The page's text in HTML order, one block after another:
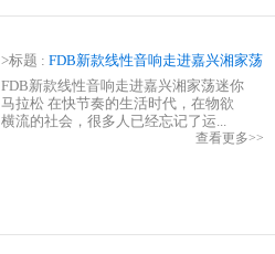
>标题 : FDB新款线性音响走进嘉兴湘家荡
迷你马拉松
FDB新款线性音响走进嘉兴湘家荡迷你
马拉松 在快节奏的生活时代，在物欲
横流的社会，很多人已经忘记了运...
查看更多>>